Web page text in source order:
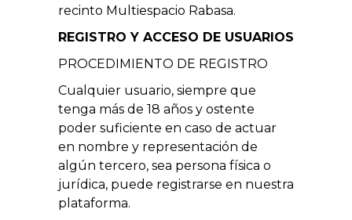
recinto Multiespacio Rabasa.
REGISTRO Y ACCESO DE USUARIOS
PROCEDIMIENTO DE REGISTRO
Cualquier usuario, siempre que
tenga más de 18 años y ostente
poder suficiente en caso de actuar
en nombre y representación de
algún tercero, sea persona física o
jurídica, puede registrarse en nuestra
plataforma.